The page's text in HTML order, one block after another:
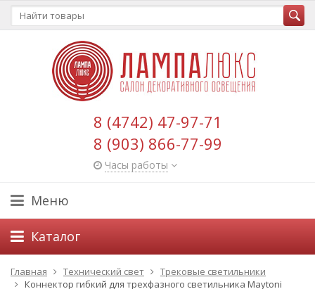
8 (4742) 47-97-71
8 (903) 866-77-99
Часы работы
Меню
Каталог
Главная Технический свет
Трековые светильники
Коннектор гибкий для трехфазного светильника Maytoni